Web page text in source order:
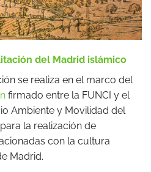
del Madrid islámico
se realiza en el marco del
firmado entre la FUNCI y el
Ambiente y Movilidad del
la realización de
con la cultura
Madrid.